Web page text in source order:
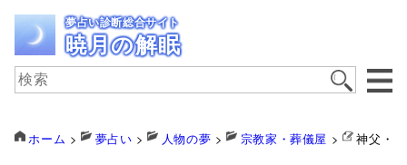
夢占い診断総合サイト
暁月の解眠
ホーム > 夢占い > 人物の夢 > 宗教家・葬儀屋 > 神父・